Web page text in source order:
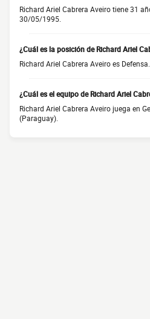
Richard Ariel Cabrera Aveiro tiene 31
30/05/1995.
¿Cuál es la posición de Richard Ariel
Richard Ariel Cabrera Aveiro es Defensa.
¿Cuál es el equipo de Richard Ariel
Richard Ariel Cabrera Aveiro juega en
(Paraguay).